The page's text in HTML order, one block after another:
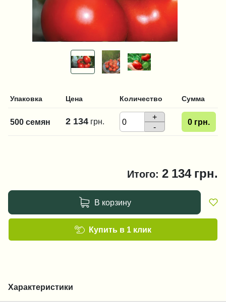
Упаковка Цена Количество Сумма
500 семян 2 134 грн.
+
-
0 грн.
Итого: 2 134грн.
В корзину
Купить в 1 клик
Характеристики